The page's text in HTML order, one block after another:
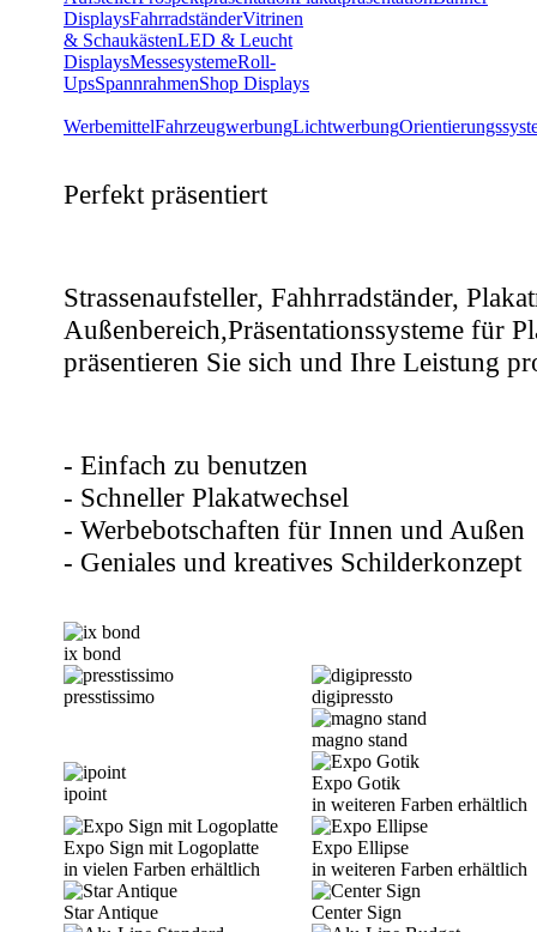
DisplaysFahrradständerVitrinen
& SchaukästenLED & Leucht
DisplaysMessesystemeRoll-
UpsSpannrahmenShop Displays
WerbemittelFahrzeugwerbungLichtwerbung
Perfekt präsentiert
Strassenaufsteller, Fahhrradständer,
Außenbereich,Präsentationssysteme für
präsentieren Sie sich und Ihre Leistung
- Einfach zu benutzen
- Schneller Plakatwechsel
- Werbebotschaften für Innen und Außen
- Geniales und kreatives Schilderkonzept
ix bond
presstissimo digipressto
magno stand
ipoint
Expo Gotik
in weiteren Farben erhältlich
Expo Sign mit Logoplatte
in vielen Farben erhältlich
Expo Ellipse
in weiteren Farben erhältlich
Star Antique Center Sign